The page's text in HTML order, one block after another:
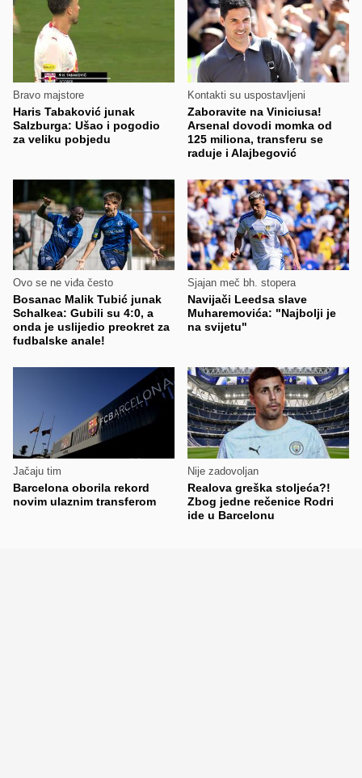
Bravo majstore
Haris Tabaković junak
Salzburga: Ušao i pogodio
za veliku pobjedu
Kontakti su uspostavljeni
Zaboravite na Viniciusa!
Arsenal dovodi momka od
125 miliona, transferu se
raduje i Alajbegović
Ovo se ne viđa često
Bosanac Malik Tubić junak
Schalkea: Gubili su 4:0, a
onda je uslijedio preokret za
fudbalske anale!
Sjajan meč bh. stopera
Navijači Leedsa slave
Muharemovića: "Najbolji je
na svijetu"
Jačaju tim
Barcelona oborila rekord
novim ulaznim transferom
Nije zadovoljan
Realova greška stoljeća?!
Zbog jedne rečenice Rodri
ide u Barcelonu